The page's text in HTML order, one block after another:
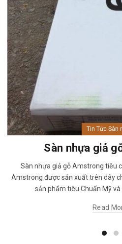
Tin Tức Sàn
Sàn nhựa giả
Sàn nhựa giả gỗ Amstrong tiêu
Amstrong được sản xuất trên dây
sản phẩm tiêu Chuẩn Mỹ
Read